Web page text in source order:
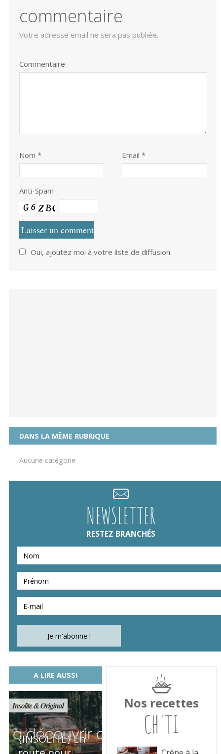
commentaire
Votre adresse email ne sera pas publiée.
Commentaire
Nom * Email *
Anti-Spam
Oui, ajoutez moi à votre liste de diffusion.
DANS LA MÊME RUBRIQUE
Aucune catégorie
NEWSLETTER
RESTEZ BRANCHÉS
A LIRE AUSSI
Insolite & Original
{INSOLITE} En
Nos recettes
CH'TI